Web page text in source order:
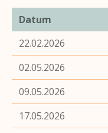
Datum
22.02.2026
02.05.2026
09.05.2026
17.05.2026